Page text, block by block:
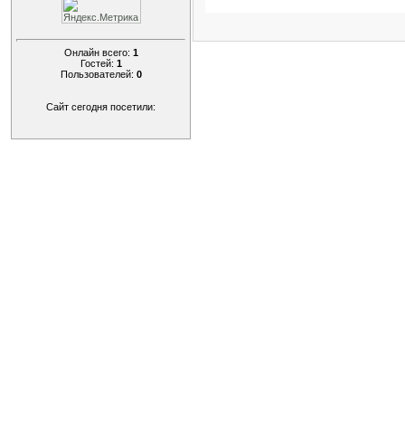
Онлайн всего: 1
Гостей: 1
Пользователей: 0
Сайт сегодня посетили: